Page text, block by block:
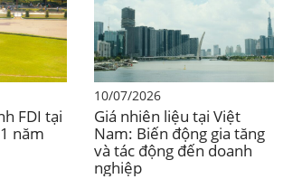
Đơn vị: %
FDI tại
năm
10/07/2026
Giá nhiên liệu tại Việt
Nam: Biến động gia tăng
và tác động đến doanh
nghiệp